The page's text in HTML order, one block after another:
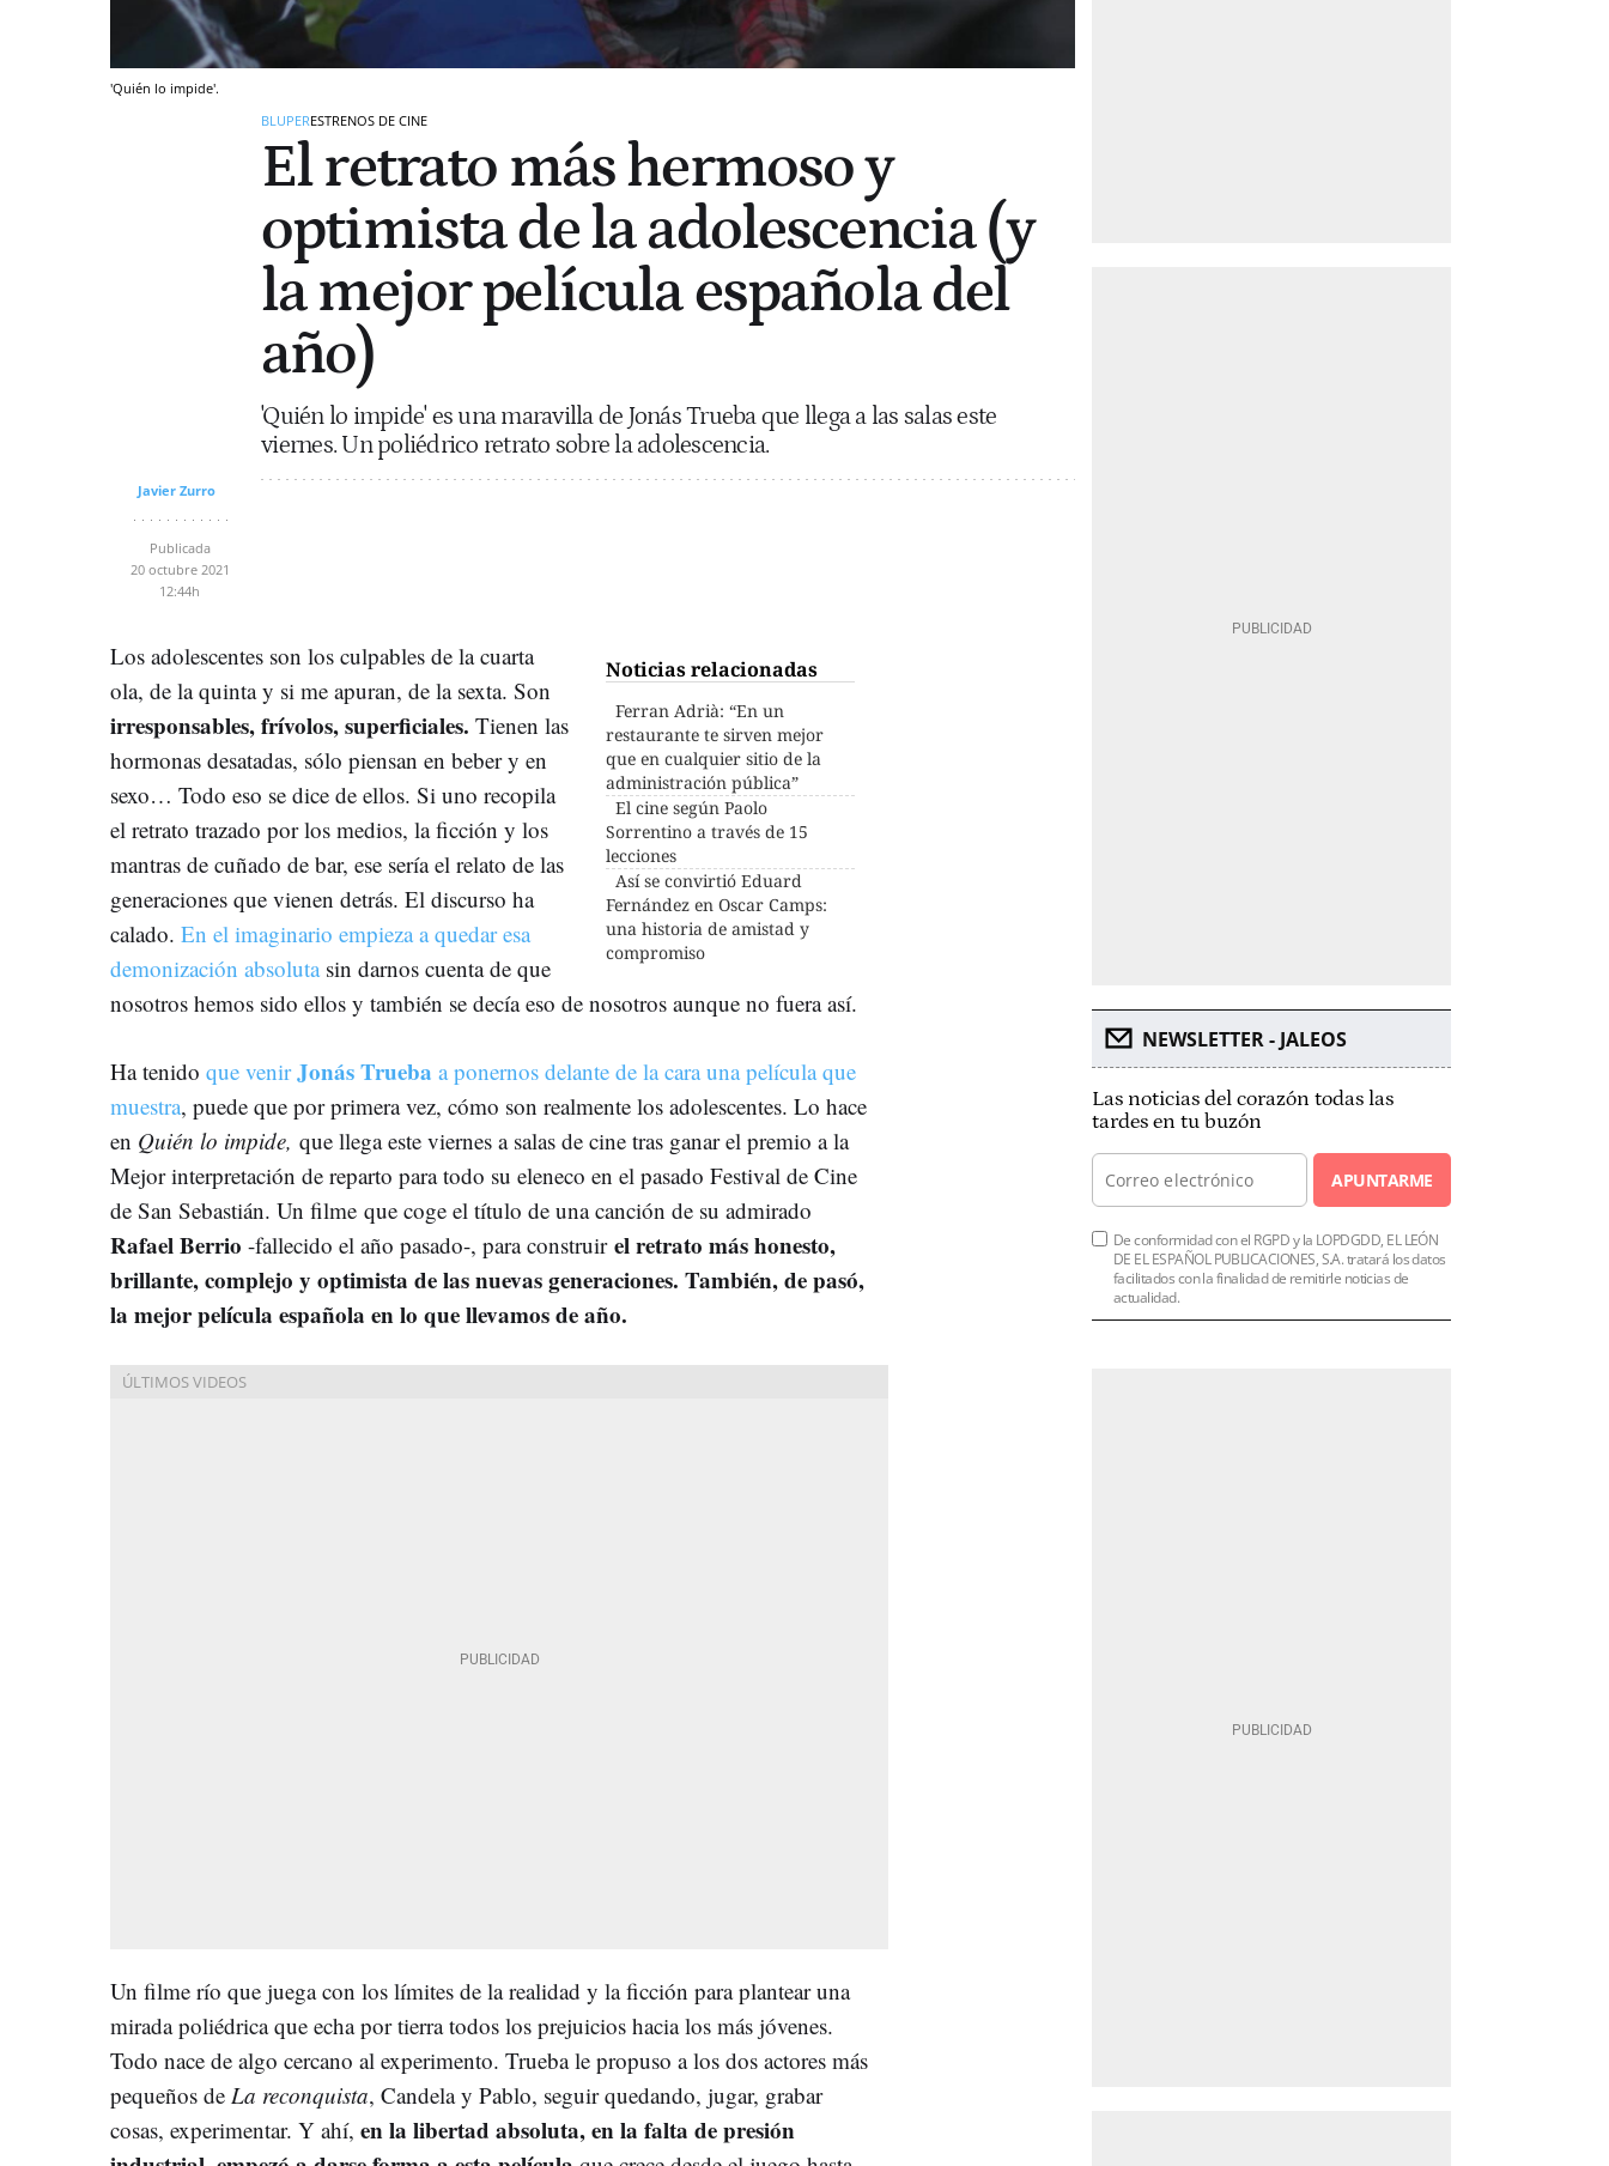
'Quién lo impide'.
BLUPERESTRENOS DE CINE
El retrato más hermoso y
optimista de la adolescencia (y
la mejor película española del
año)
'Quién lo impide' es una maravilla de Jonás Trueba que llega a las salas este
viernes. Un poliédrico retrato sobre la adolescencia.
Javier Zurro
Publicada
20 octubre 2021
12:44h
Noticias relacionadas
Ferran Adrià: “En un
restaurante te sirven mejor
que en cualquier sitio de la
administración pública”
El cine según Paolo
Sorrentino a través de 15
lecciones
Así se convirtió Eduard
Fernández en Oscar Camps:
una historia de amistad y
compromiso
Los adolescentes son los culpables de la cuarta
ola, de la quinta y si me apuran, de la sexta. Son
irresponsables, frívolos, superficiales. Tienen las
hormonas desatadas, sólo piensan en beber y en
sexo… Todo eso se dice de ellos. Si uno recopila
el retrato trazado por los medios, la ficción y los
mantras de cuñado de bar, ese sería el relato de las
generaciones que vienen detrás. El discurso ha
calado. En el imaginario empieza a quedar esa
demonización absoluta sin darnos cuenta de que
nosotros hemos sido ellos y también se decía eso de nosotros aunque no fuera así.
Ha tenido que venirJonás Trueba a ponernos delante de la cara una película que
muestra, puede que por primera vez, cómo son realmente los adolescentes. Lo hace
en Quién lo impide, que llega este viernes a salas de cine tras ganar el premio a la
Mejor interpretación de reparto para todo su eleneco en el pasado Festival de Cine
de San Sebastián. Un filme que coge el título de una canción de su admirado
Rafael Berrio -fallecido el año pasado-, para construirel retrato más honesto,
brillante, complejo y optimista de las nuevas generaciones. También, de pasó,
la mejor película española en lo que llevamos de año.
Un filme río que juega con los límites de la realidad y la ficción para plantear una
mirada poliédrica que echa por tierra todos los prejuicios hacia los más jóvenes.
Todo nace de algo cercano al experimento. Trueba le propuso a los dos actores más
pequeños de La reconquista, Candela y Pablo, seguir quedando, jugar, grabar
cosas, experimentar. Y ahí, en la libertad absoluta, en la falta de presión
NEWSLETTER - JALEOS
Las noticias del corazón todas las
tardes en tu buzón
APUNTARME
De conformidad con el RGPD y la LOPDGDD, EL LEÓN
DE EL ESPAÑOL PUBLICACIONES, S.A. tratará los datos
facilitados con la finalidad de remitirle noticias de
actualidad.